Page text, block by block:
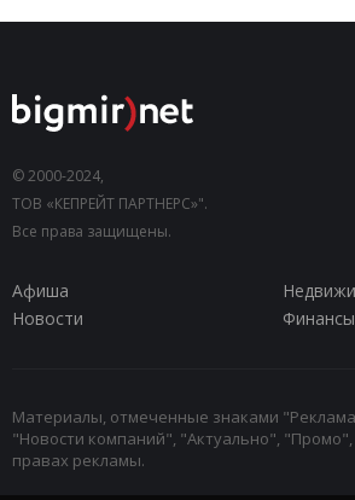
© 2000-2024,
ТОВ «КЕПРЕЙТ ПАРТНЕРС»".
Все права защищены.
Афиша
Новости
Финансы
Материалы, отмеченные знаками
"Новости компаний", "Актуально", "Промо",
правах рекламы.